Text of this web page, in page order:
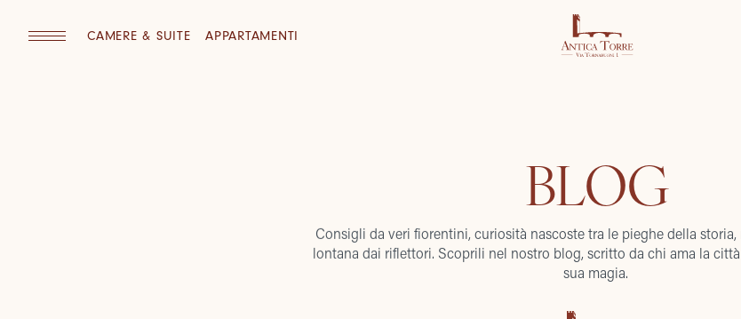
CAMERE & SUITE APPARTAMENTI
BLOG
Consigli da veri fiorentini, curiosità nascoste tra le pieghe della
lontana dai riflettori. Scoprili nel nostro blog, scritto da chi ama la
sua magia.